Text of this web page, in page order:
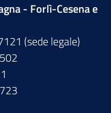
- Forlì-Cesena e
(sede legale)